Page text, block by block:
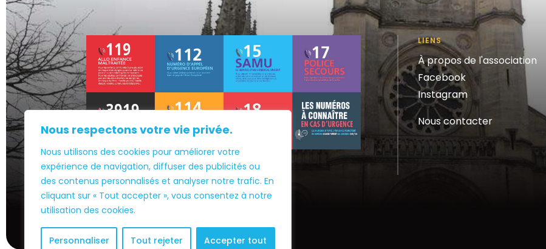
Nous respectons votre vie privée.
Nous utilisons des cookies pour améliorer votre
expérience de navigation, diffuser des publicités ou
des contenus personnalisés et analyser notre trafic. En
cliquant sur « Tout accepter », vous consentez à notre
utilisation des cookies.
Personnaliser Tout rejeter Accepter tout
Associationloi 1901
LIENS
À propos de l'association
Facebook
Instagram
Nous contacter